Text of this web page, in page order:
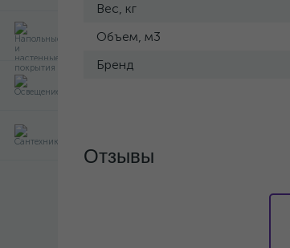
Вес, кг
Объем, м3
Бренд
Отзывы